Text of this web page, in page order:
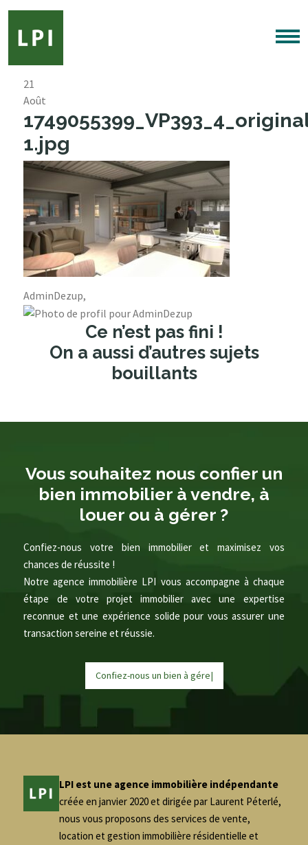
21
Août
1.jpg
AdminDezup,
Ce n’est pas fini !
On a aussi d’autres sujets
bouillants
Vous souhaitez nous confier un
bien immobilier à vendre, à
louer ou à gérer ?
Confiez-nous votre bien immobilier et maximisez vos
chances de réussite !
Notre agence immobilière LPI vous accompagne à chaque
étape de votre projet immobilier avec une expertise
reconnue et une expérience solide pour vous assurer une
transaction sereine et réussie.
Confiez-nous un bien à gérer
LPI est une agence immobilière indépendante
créée en janvier 2020 et dirigée par Laurent Péterlé,
nous vous proposons des services de vente,
location et gestion immobilière résidentielle et